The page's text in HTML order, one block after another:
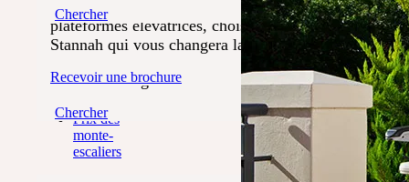
extérieurs
droits
Monte-
escaliers
extérieurs
Prix des
monte-
escaliers
Découvrez combien de vies Stannah a changé
dans votre région.
Chercher
Monte-escaliers, ascenseurs privatifs et
plateformes élévatrices, choisissez la solution
Stannah qui vous changera la vie.
Recevoir une brochure
Chercher